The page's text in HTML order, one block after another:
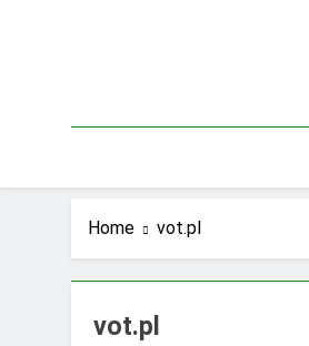
Home vot.pl
vot.pl